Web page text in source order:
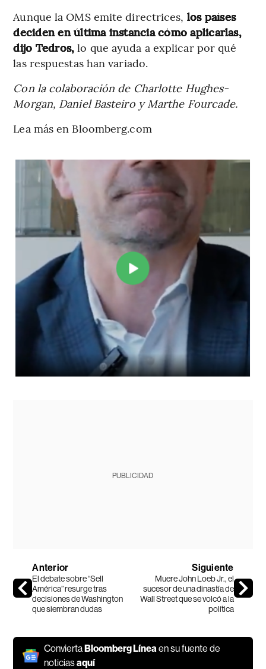
Aunque la OMS emite directrices, los países
deciden en última instancia cómo aplicarlas,
dijo Tedros, lo que ayuda a explicar por qué
las respuestas han variado.
Con la colaboración de Charlotte Hughes-
Morgan, Daniel Basteiro y Marthe Fourcade.
Lea más en Bloomberg.com
PUBLICIDAD
Anterior
El debate sobre “Sell
América” resurge tras
decisiones de Washington
que siembran dudas
Siguiente
Muere John Loeb Jr., el
sucesor de una dinastía de
Wall Street que se volcó a la
política
ConviertaBloomberg Línea en su fuente de
noticiasaquí